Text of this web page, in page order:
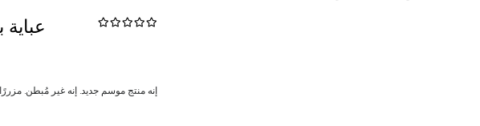
إنه منتج موسم جديد. إنه غير مُبطن.